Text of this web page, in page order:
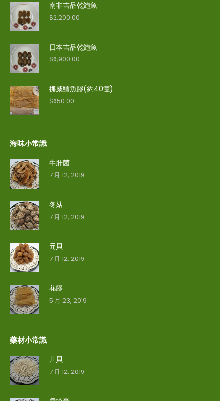
南非吉品乾鮑魚
$2,200.00
日本吉品乾鮑魚
$6,900.00
挪威鱈魚膠(約40隻)
$650.00
海味小常識
牛肝菌
7 月 12, 2019
冬菇
7 月 12, 2019
元貝
7 月 12, 2019
花膠
5 月 23, 2019
藥材小常識
川貝
7 月 12, 2019